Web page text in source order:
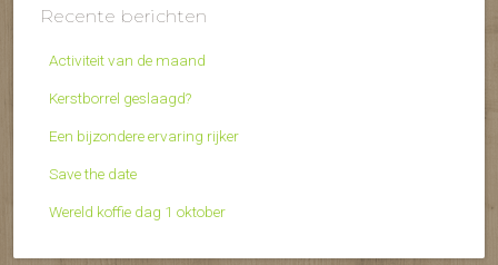
Recente berichten
Activiteit van de maand
Kerstborrel geslaagd?
Een bijzondere ervaring rijker
Save the date
Wereld koffie dag 1 oktober